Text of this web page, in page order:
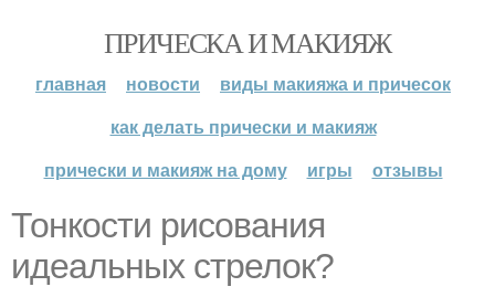
ПРИЧЕСКА И МАКИЯЖ
главная новости
виды макияжа и причесок
как делать прически и макияж
прически и макияж на дому
игры отзывы
Тонкости рисования
идеальных стрелок?